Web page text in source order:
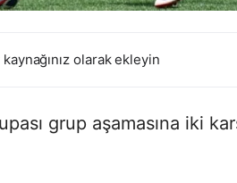
olarak ekleyin
grup aşamasına iki